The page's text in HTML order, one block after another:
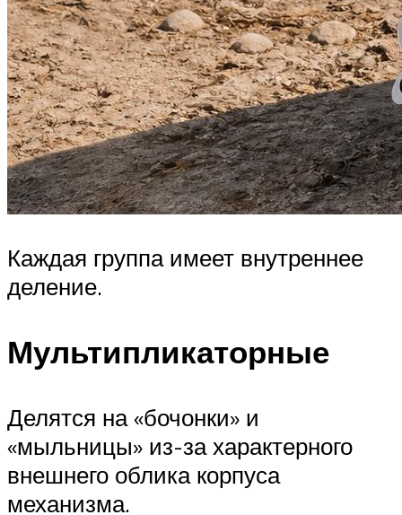
Каждая группа имеет внутреннее
деление.
Мультипликаторные
Делятся на «бочонки» и
«мыльницы» из-за характерного
внешнего облика корпуса
механизма.